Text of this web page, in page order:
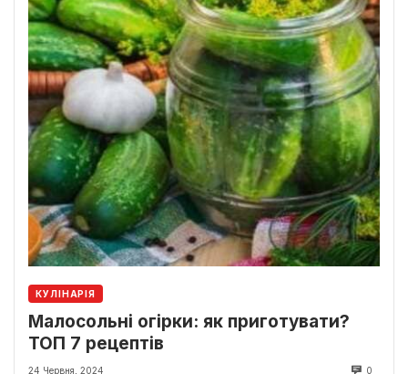
КУЛІНАРІЯ
Малосольні огірки: як приготувати?
ТОП 7 рецептів
24 Червня, 2024 0